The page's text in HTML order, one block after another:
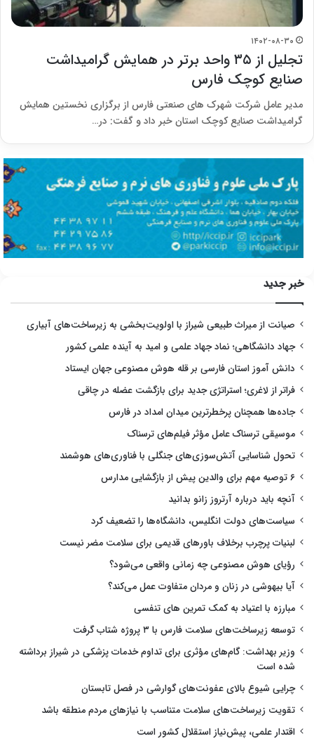
۱۴۰۲-۰۸-۳۰
تجلیل از ۳۵ واحد برتر در همایش گرامیداشت
صنایع کوچک فارس
مدیر عامل شرکت شهرک های صنعتی فارس از برگزاری نخستین همایش
گرامیداشت صنایع کوچک استان خبر داد و گفت: در…
خبر جدید
صیانت از میراث طبیعی شیراز با اولویت‌بخشی به زیرساخت‌های آبیاری
جهاد دانشگاهی؛ نماد جهاد علمی و امید به آینده علمی کشور
دانش آموز استان فارسی بر قله هوش مصنوعی جهان ایستاد
فراتر از لاغری؛ استراتژی جدید برای بازگشت عضله در چاقی
جاده‌ها همچنان پرخطرترین میدان امداد در فارس
موسیقی ترسناک عامل مؤثر فیلم‌های ترسناک
تحول شناسایی آتش‌سوزی‌های جنگلی با فناوری‌های هوشمند
۶ توصیه مهم برای والدین پیش از بازگشایی مدارس
آنچه باید درباره آرتروز زانو بدانید
سیاست‌های دولت انگلیس، دانشگاه‌ها را تضعیف کرد
لبنیات پرچرب برخلاف باورهای قدیمی برای سلامت مضر نیست
رؤیای هوش مصنوعی چه زمانی واقعی می‌شود؟
آیا بیهوشی در زنان و مردان متفاوت عمل می‌کند؟
مبارزه با اعتیاد به کمک تمرین های تنفسی
توسعه زیرساخت‌های سلامت فارس با ۳ پروژه شتاب گرفت
وزیر بهداشت: گام‌های مؤثری برای تداوم خدمات پزشکی در شیراز برداشته
شده است
چرایی شیوع بالای عفونت‌های گوارشی در فصل تابستان
تقویت زیرساخت‌های سلامت متناسب با نیازهای مردم منطقه باشد
اقتدار علمی، پیش‌نیاز استقلال کشور است